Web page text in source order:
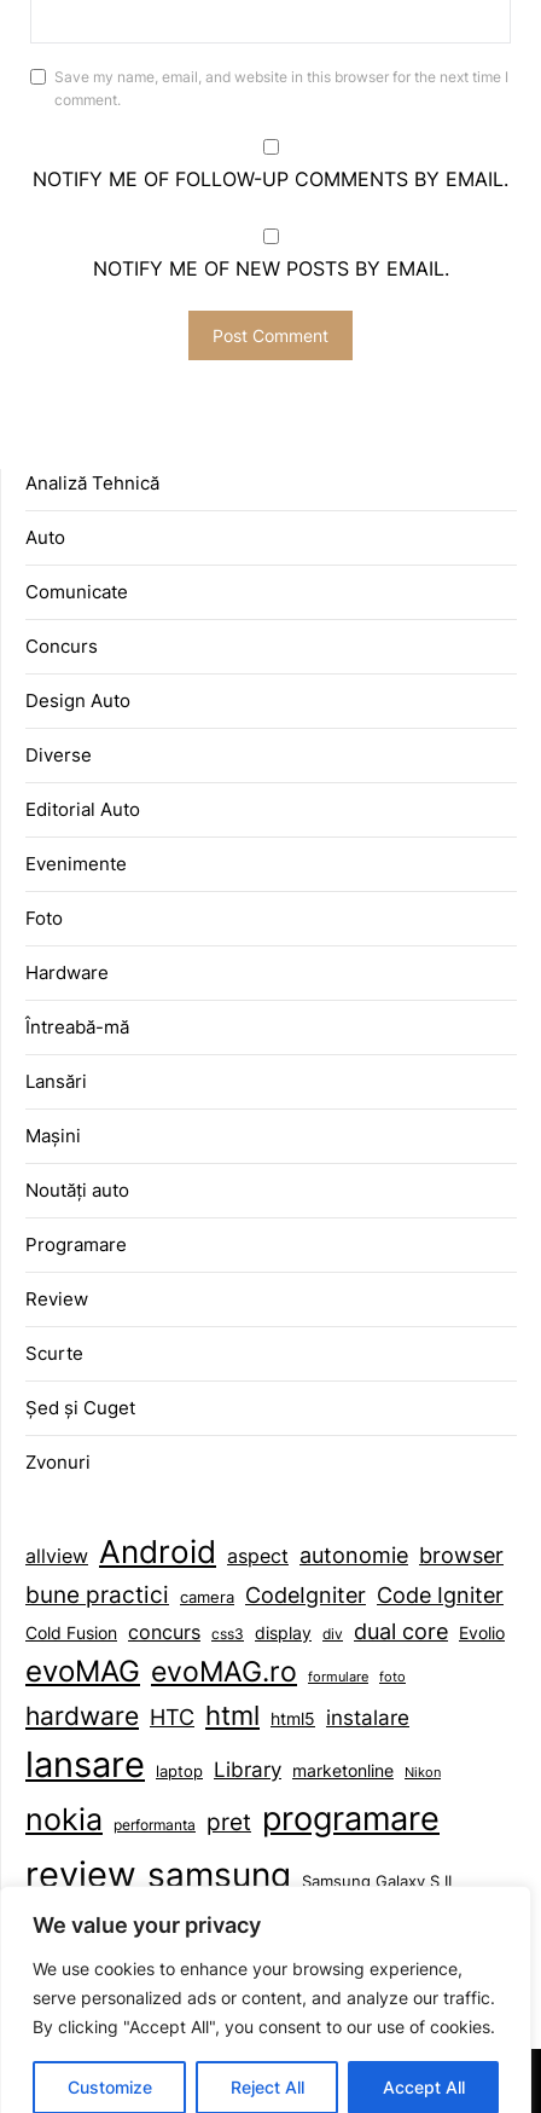
We value your privacy
We use cookies to enhance your browsing experience,
serve personalized ads or content, and analyze our traffic.
By clicking "Accept All", you consent to our use of cookies.
Customize Reject All Accept All
Save my name, email, and website in this browser for the next time I
comment.
NOTIFY ME OF FOLLOW-UP COMMENTS BY EMAIL.
NOTIFY ME OF NEW POSTS BY EMAIL.
Analiză Tehnică
Auto
Comunicate
Concurs
Design Auto
Diverse
Editorial Auto
Evenimente
Foto
Hardware
Întreabă-mă
Lansări
Mașini
Noutăți auto
Programare
Review
Scurte
Șed și Cuget
Zvonuri
allview Android aspect autonomie browser
bune practici camera CodeIgniter Code Igniter
Cold Fusion concurs css3 display div dual core Evolio
evoMAG evoMAG.ro formulare foto
hardware HTC html html5 instalare
lansare laptop Library marketonline Nikon
nokia performanta pret programare
review samsung Samsung Galaxy S II
smartphone specificatii standarde
©2026 Mihai Baboi | Design:Newspaperly WordPress